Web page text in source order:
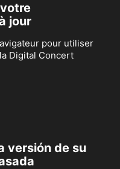
jour
pour utiliser
Digital Concert
versión de su